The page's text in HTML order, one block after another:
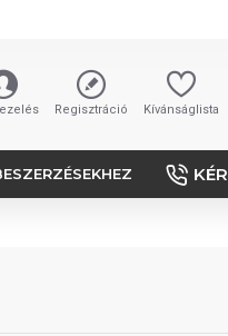
Regisztráció Kívánságlista